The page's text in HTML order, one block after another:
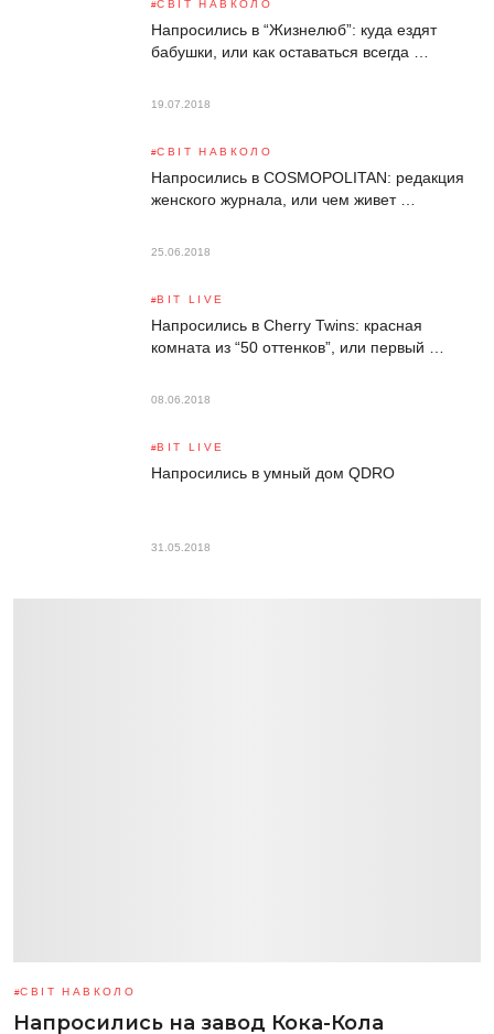
СВІТ НАВКОЛО
Напросились в “Жизнелюб”: куда ездят
бабушки, или как оставаться всегда …
19.07.2018
СВІТ НАВКОЛО
Напросились в COSMOPOLITAN: редакция
женского журнала, или чем живет …
25.06.2018
BIT LIVE
Напросились в Cherry Twins: красная
комната из “50 оттенков”, или первый …
08.06.2018
BIT LIVE
Напросились в умный дом QDRO
31.05.2018
СВІТ НАВКОЛО
Напросились на завод Кока-Кола